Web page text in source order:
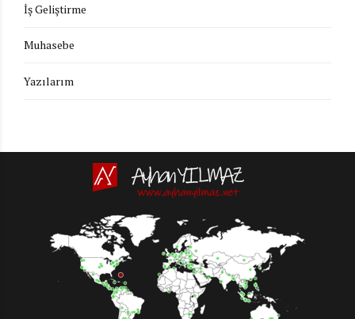
İş Geliştirme
Muhasebe
Yazılarım